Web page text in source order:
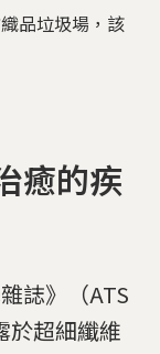
品垃圾場，該
癒的疾
誌》（ATS
於超細纖維